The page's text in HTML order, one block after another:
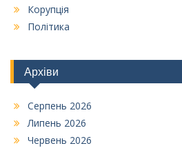
Корупція
Політика
Архіви
Серпень 2026
Липень 2026
Червень 2026